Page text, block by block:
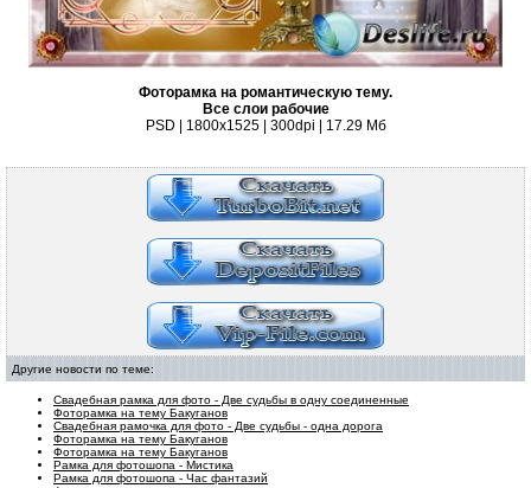
Фоторамка на романтическую тему.
Все слои рабочие
PSD | 1800х1525 | 300dpi | 17.29 Мб
Другие новости по теме:
Свадебная рамка для фото - Две судьбы в одну соединенные
Фоторамка на тему Бакуганов
Свадебная рамочка для фото - Две судьбы - одна дорога
Фоторамка на тему Бакуганов
Фоторамка на тему Бакуганов
Рамка для фотошопа - Мистика
Рамка для фотошопа - Час фантазий